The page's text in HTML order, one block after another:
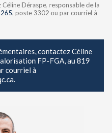
Déraspe, responsable de la
, poste 3302 ou par courriel à
contactez Céline
FP-FGA, au 819
courriel à
.